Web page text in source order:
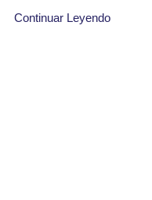
Continuar Leyendo